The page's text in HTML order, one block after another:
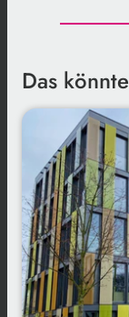
Das